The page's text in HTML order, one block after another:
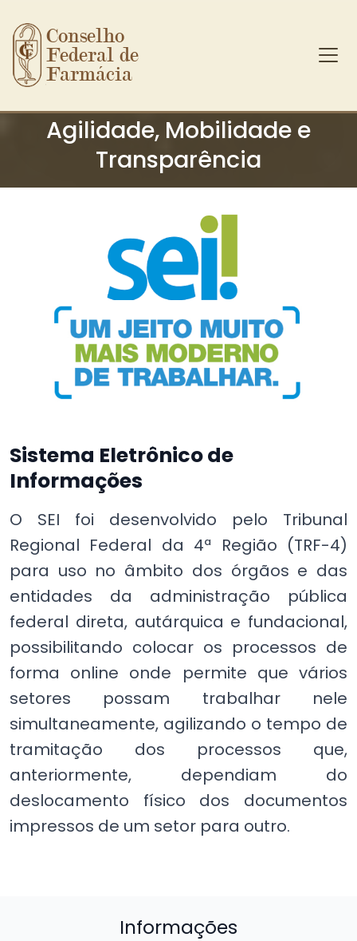
Ir para o conteúdo principal
Conselho
Federal de
Farmácia
Agilidade, Mobilidade e
Transparência
Sistema Eletrônico de
Informações
O SEI foi desenvolvido pelo Tribunal
Regional Federal da 4ª Região (TRF-4)
para uso no âmbito dos órgãos e das
entidades da administração pública
federal direta, autárquica e fundacional,
possibilitando colocar os processos de
forma online onde permite que vários
setores possam trabalhar nele
simultaneamente, agilizando o tempo de
tramitação dos processos que,
anteriormente, dependiam do
deslocamento físico dos documentos
impressos de um setor para outro.
Informações